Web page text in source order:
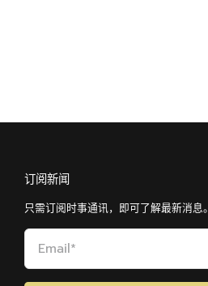
订阅新闻
只需订阅时事通讯，即可了解最新消息。